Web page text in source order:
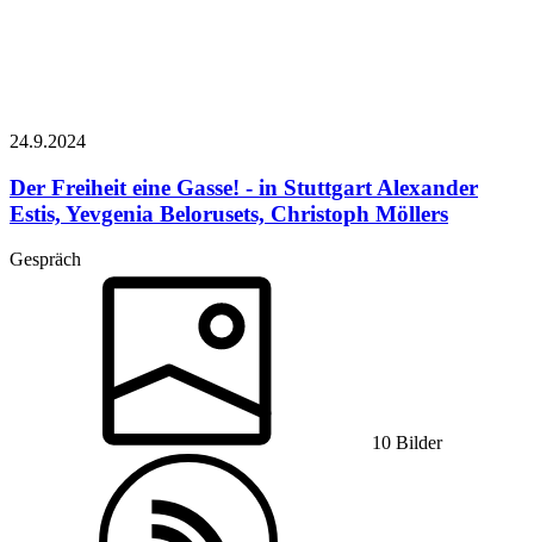
24.9.2024
Der Freiheit eine Gasse! - in Stuttgart Alexander
Estis, Yevgenia Belorusets, Christoph Möllers
Gespräch
10 Bilder